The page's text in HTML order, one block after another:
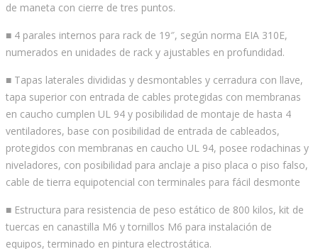
de maneta con cierre de tres puntos.
■ 4 parales internos para rack de 19″, según norma EIA 310E,
numerados en unidades de rack y ajustables en profundidad.
■ Tapas laterales divididas y desmontables y cerradura con llave,
tapa superior con entrada de cables protegidas con membranas
en caucho cumplen UL 94 y posibilidad de montaje de hasta 4
ventiladores, base con posibilidad de entrada de cableados,
protegidos con membranas en caucho UL 94, posee rodachinas y
niveladores, con posibilidad para anclaje a piso placa o piso falso,
cable de tierra equipotencial con terminales para fácil desmonte
■ Estructura para resistencia de peso estático de 800 kilos, kit de
tuercas en canastilla M6 y tornillos M6 para instalación de
equipos, terminado en pintura electrostática.